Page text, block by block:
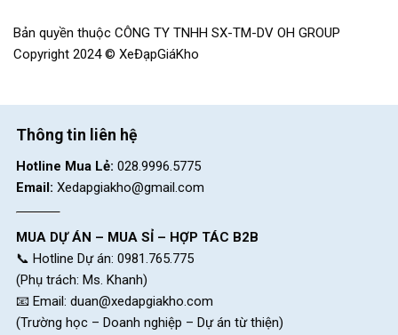
Bản quyền thuộc CÔNG TY TNHH SX-TM-DV OH GROUP
Copyright 2024 © XeĐạpGiáKho
Thông tin liên hệ
Hotline Mua Lẻ: 028.9996.5775
Email: Xedapgiakho@gmail.com
MUA DỰ ÁN – MUA SỈ – HỢP TÁC B2B
📞 Hotline Dự án: 0981.765.775
(Phụ trách: Ms. Khanh)
📧 Email: duan@xedapgiakho.com
(Trường học – Doanh nghiệp – Dự án từ thiện)